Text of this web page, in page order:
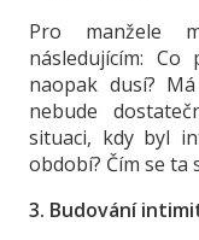
Pro manžele
následujícím:
naopak dusí?
nebude
situaci, kdy byl
období? Čím se ta
3. Budování